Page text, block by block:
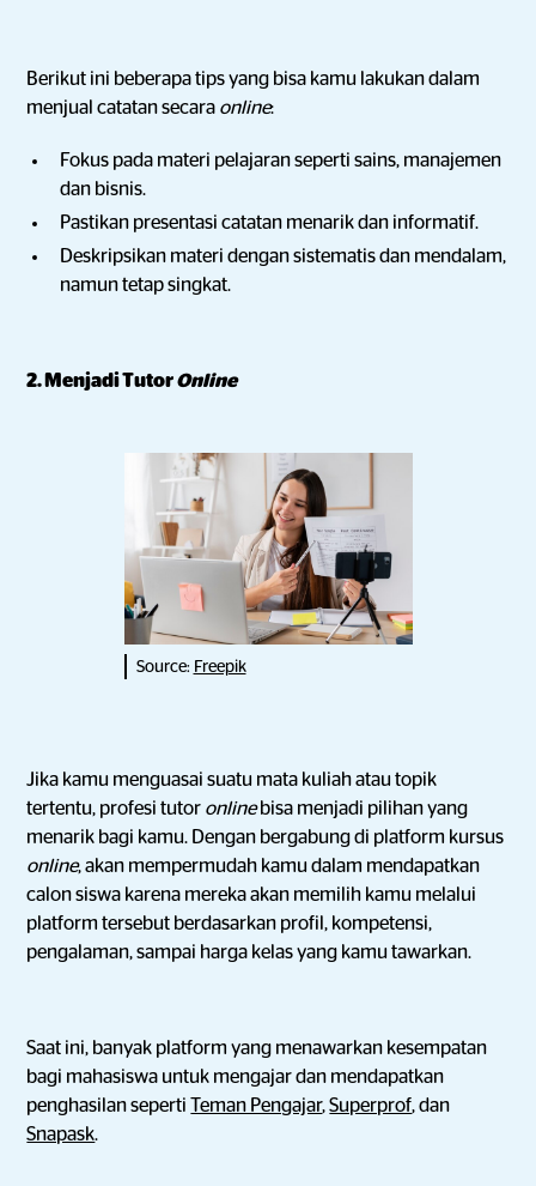
Berikut ini beberapa tips yang bisa kamu lakukan dalam
menjual catatan secara online:
Fokus pada materi pelajaran seperti sains, manajemen
dan bisnis.
Pastikan presentasi catatan menarik dan informatif.
Deskripsikan materi dengan sistematis dan mendalam,
namun tetap singkat.
2. Menjadi TutorOnline
Source: Freepik
Jika kamu menguasai suatu mata kuliah atau topik
tertentu, profesi tutor onlinebisa menjadi pilihan yang
menarik bagi kamu. Dengan bergabung di platform kursus
online, akan mempermudah kamu dalam mendapatkan
calon siswa karena mereka akan memilih kamu melalui
platform tersebut berdasarkan profil, kompetensi,
pengalaman, sampai harga kelas yang kamu tawarkan.
Saat ini, banyak platform yang menawarkan kesempatan
bagi mahasiswa untuk mengajar dan mendapatkan
penghasilan seperti Teman Pengajar,Superprof, dan
Snapask.